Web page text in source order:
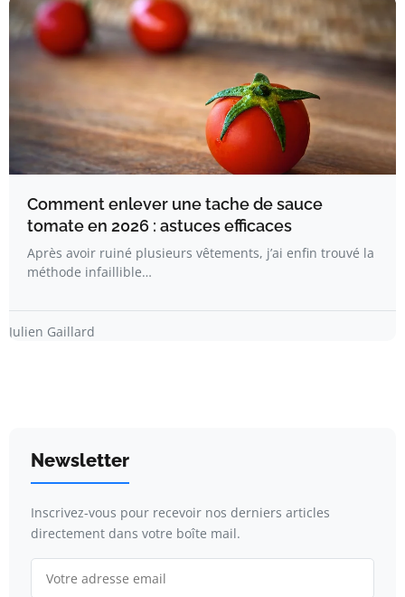
Comment enlever une tache de sauce
tomate en 2026 : astuces efficaces
Après avoir ruiné plusieurs vêtements, j’ai enfin trouvé la
méthode infaillible…
Julien Gaillard
Newsletter
Inscrivez-vous pour recevoir nos derniers articles
directement dans votre boîte mail.